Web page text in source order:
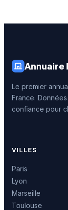
Annuaire
Le premier
France.
confiance pour
VILLES
Paris
Lyon
Marseille
Toulouse